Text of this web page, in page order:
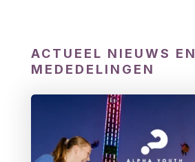
ACTUEEL NIEUWS EN
MEDEDELINGEN